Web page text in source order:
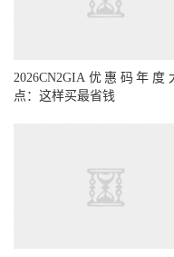
2026CN2GIA优惠码年度
点：这样买最省钱